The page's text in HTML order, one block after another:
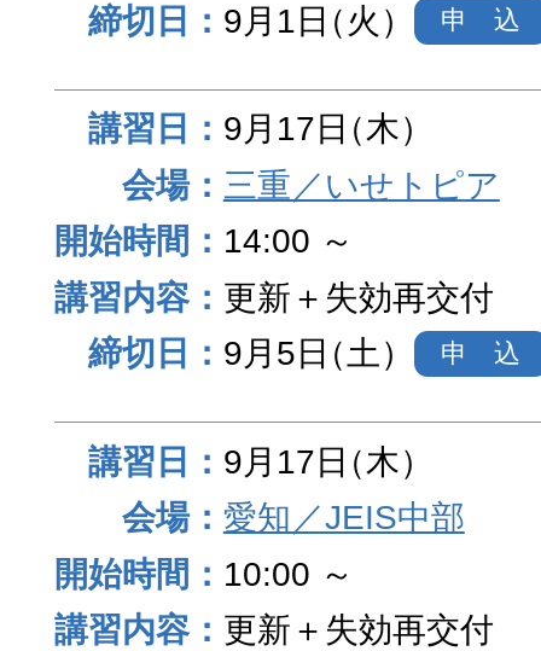
9月1日（火） 申 込
9月17日（木）
三重／いせトピア
14:00 ～
更新＋失効再交付
9月5日（土） 申 込
9月17日（木）
愛知／JEIS中部
10:00 ～
更新＋失効再交付